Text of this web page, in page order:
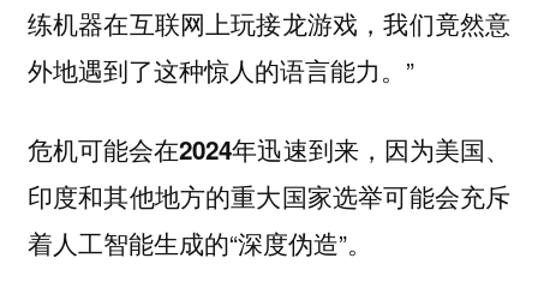
练机器在互联网上玩接龙游戏，我们竟然意
外地遇到了这种惊人的语言能力。”
危机可能会在2024年迅速到来，因为美国、
印度和其他地方的重大国家选举可能会充斥
着人工智能生成的“深度伪造”。